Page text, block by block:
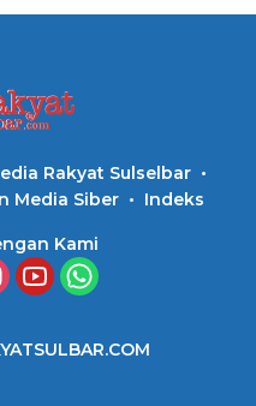
Rakyat Sulselbar
Media Siber Indeks
Kami